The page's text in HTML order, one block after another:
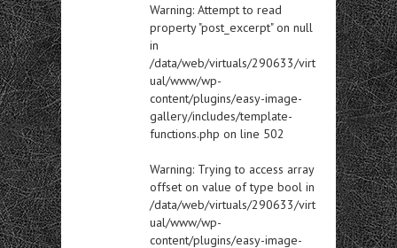
Warning: Attempt to read
property "post_excerpt" on null
in
/data/web/virtuals/290633/virt
ual/www/wp-
content/plugins/easy-image-
gallery/includes/template-
functions.php on line 502
Warning: Trying to access array
offset on value of type bool in
/data/web/virtuals/290633/virt
ual/www/wp-
content/plugins/easy-image-